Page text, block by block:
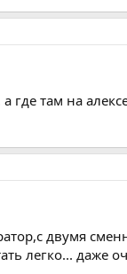
там на
двумя
легко... даже